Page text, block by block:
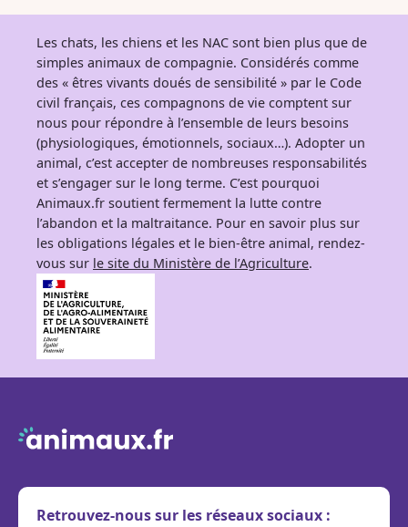
Les chats, les chiens et les NAC sont bien plus que de
simples animaux de compagnie. Considérés comme
des « êtres vivants doués de sensibilité » par le Code
civil français, ces compagnons de vie comptent sur
nous pour répondre à l’ensemble de leurs besoins
(physiologiques, émotionnels, sociaux…). Adopter un
animal, c’est accepter de nombreuses responsabilités
et s’engager sur le long terme. C’est pourquoi
Animaux.fr soutient fermement la lutte contre
l’abandon et la maltraitance. Pour en savoir plus sur
les obligations légales et le bien-être animal, rendez-
vous sur le site du Ministère de l’Agriculture.
Retrouvez-nous sur les réseaux sociaux :